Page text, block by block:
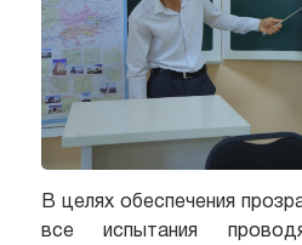
В целях обеспечения
все испытания